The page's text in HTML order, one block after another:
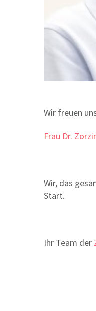
Wir freuen
Frau Dr.
Wir, das
Start.
Ihr Team der